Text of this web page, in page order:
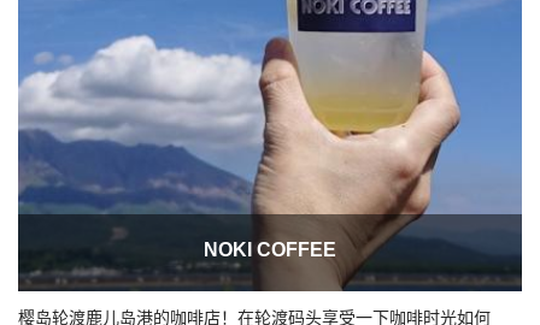
NOKI COFFEE
樱岛轮渡鹿儿岛港的咖啡店！在轮渡码头享受一下咖啡时光如何